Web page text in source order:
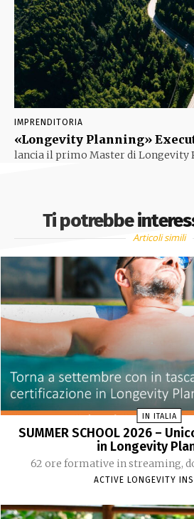
IMPRENDITORIA
«Longevity Planning»
lancia il primo Master di Longevity
Ti potrebbe
Articoli simili
IN ITALIA
SUMMER SCHOOL 2026 –
in Longevity
62 ore formative in streaming,
ACTIVE LONGEVITY